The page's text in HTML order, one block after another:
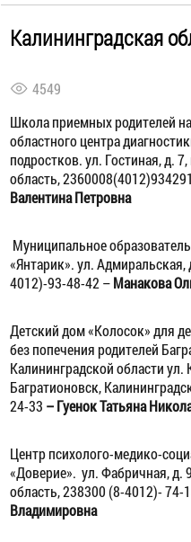
Калининградская
4549
Школа приемных родителей
областного центра
подростков.ул. Гостиная, д.
область, 236000
Валентина Петровна
Муниципальное
«Янтарик».ул. Адмиральская,
4012)-93-48-42 –Манакова
Детский дом «Колосок» для
без попечения родителей
Калининградской областиул.
Багратионовск,
24-33 – Гуенок Татьяна
Центр психолого-медико-
«Доверие».ул. Фабричная, д.
область, 238300 (8-4012)- 74-
Владимировна